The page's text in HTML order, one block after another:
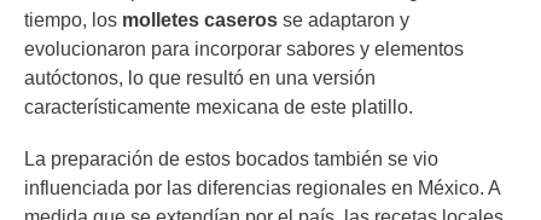
tiempo, los molletes caseros se adaptaron y
evolucionaron para incorporar sabores y elementos
autóctonos, lo que resultó en una versión
característicamente mexicana de este platillo.
La preparación de estos bocados también se vio
influenciada por las diferencias regionales en México. A